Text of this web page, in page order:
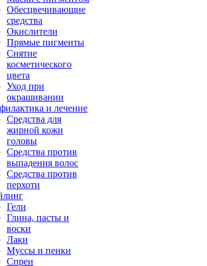
Обесцвечивающие
средства
Окислители
Прямые пигменты
Снятие
косметического
цвета
Уход при
окрашивании
и лечение
Средства для
жирной кожи
головы
Средства против
выпадения волос
Средства против
перхоти
Гели
Глина, пасты и
воски
Лаки
Муссы и пенки
Спреи